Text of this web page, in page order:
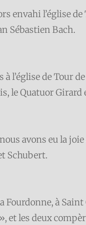
envahi l’église
Sébastien Bach.
l’église de Tour
le Quatuor Girard
nous avons eu la
Schubert.
Fourdonne, à
», et les deux